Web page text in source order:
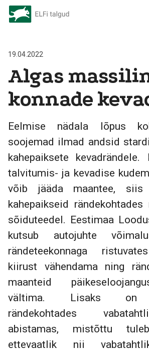
19.04.2022
Algas
konnade
Eelmise nädala lõpus
soojemad ilmad andsid
kahepaiksete kevadrändele.
talvitumis- ja kevadise
võib jääda maantee, siis
kahepaikseid
sõiduteedel. Eestimaa
kutsub autojuhte
rändeteekonnaga
kiirust vähendama ning
maanteid
vältima. Lisaks on
rändekohtades
abistamas, mistõttu
ettevaatlik nii